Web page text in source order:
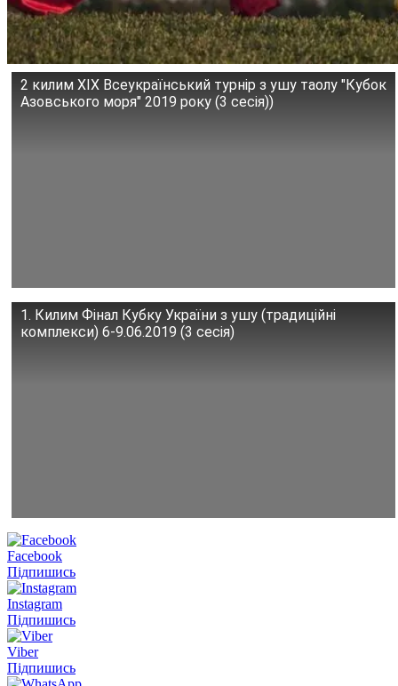
2 килим XIX Всеукраїнський турнір з ушу таолу "Кубок
Азовського моря" 2019 року (3 сесія))
1. Килим Фінал Кубку України з ушу (традиційні
комплекси) 6-9.06.2019 (3 сесія)
Facebook
Підпишись
Instagram
Підпишись
Viber
Підпишись